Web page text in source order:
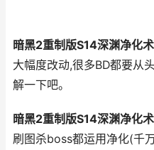
暗黑2重制版S14深渊净化
大幅度改动,很多BD都要从
解一下吧。
暗黑2重制版S14深渊净化
刷图杀boss都运用净化(千